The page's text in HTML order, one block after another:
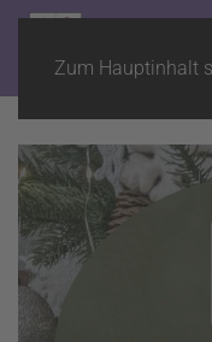
Zum Hauptinhalt